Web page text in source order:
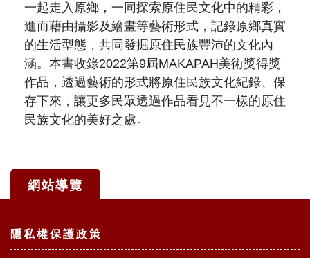
一起走入原鄉，一同探索原住民文化中的精彩，
進而藉由攝影及繪畫等藝術形式，記錄原鄉真實
的生活型態，共同發掘原住民族豐沛的文化內
涵。本書收錄2022第9屆MAKAPAH美術獎得獎
作品，透過藝術的形式將原住民族文化紀錄、保
存下來，讓更多民眾透過作品看見不一樣的原住
民族文化的美好之處。
網站導覽
隱私權保護政策